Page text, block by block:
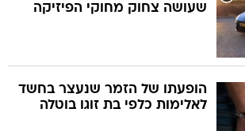
שעושה צחוק מחוקי הפיזיקה
הופעתו של הזמר שנעצר בחשד
לאלימות כלפי בת זוגו בוטלה